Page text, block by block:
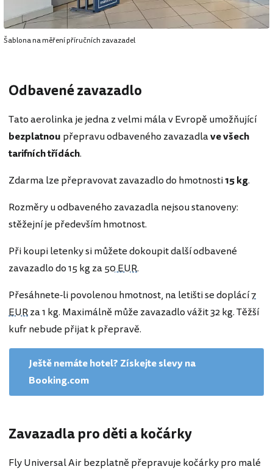
Šablona na měření příručních zavazadel
Odbavené zavazadlo
Tato aerolinka je jedna z velmi mála v Evropě umožňující
bezplatnou přepravu odbaveného zavazadlave všech
tarifních třídách.
Zdarma lze přepravovat zavazadlo do hmotnosti15 kg.
Rozměry u odbaveného zavazadla nejsou stanoveny:
stěžejní je především hmotnost.
Při koupi letenky si můžete dokoupit další odbavené
zavazadlo do 15 kg za50 EUR.
Přesáhnete-li povolenou hmotnost, na letišti se doplácí7
EURza 1 kg. Maximálně může zavazadlo vážit 32 kg. Těžší
kufr nebude přijat k přepravě.
Ještě nemáte hotel? Získejte slevy na
Booking.com
Zavazadla pro děti a kočárky
Fly Universal Air bezplatně přepravuje kočárky pro malé